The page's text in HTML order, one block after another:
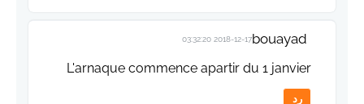
bouayad
2018-12-17 03:32:20
L'arnaque commence apartir du 1 janvier
رد